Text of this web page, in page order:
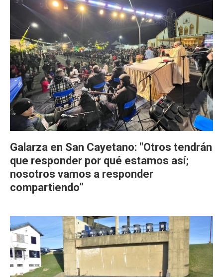
Galarza en San Cayetano: "Otros tendrán
que responder por qué estamos así;
nosotros vamos a responder
compartiendo”